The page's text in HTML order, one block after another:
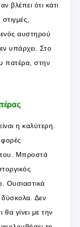
βλέπει ότι κάτι
αυστηρού
υπάρχει. Στο
πατέρα, στην
η καλύτερη.
φορές
του. Μπροστά
Ουσιαστικά
δύσκολα. Δεν
θα γίνει με την